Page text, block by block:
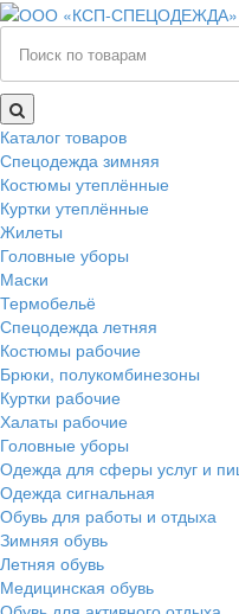
Каталог товаров
Спецодежда зимняя
Костюмы утеплённые
Куртки утеплённые
Жилеты
Головные уборы
Маски
Термобельё
Спецодежда летняя
Костюмы рабочие
Брюки, полукомбинезоны
Куртки рабочие
Халаты рабочие
Головные уборы
Одежда для сферы услуг и
Одежда сигнальная
Обувь для работы и отдыха
Зимняя обувь
Летняя обувь
Медицинская обувь